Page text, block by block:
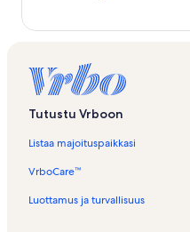
e
n
o
a
m
j
Tutustu Vrboon
Listaa majoituspaikkasi
VrboCare™
Luottamus ja turvallisuus